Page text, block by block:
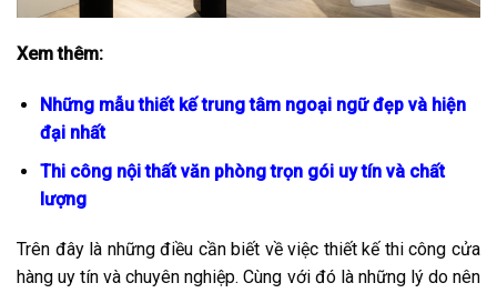
Xem thêm:
Những mẫu thiết kế trung tâm ngoại ngữ đẹp và hiện
đại nhất
Thi công nội thất văn phòng trọn gói uy tín và chất
lượng
Trên đây là những điều cần biết về việc thiết kế thi công cửa
hàng uy tín và chuyên nghiệp. Cùng với đó là những lý do nên